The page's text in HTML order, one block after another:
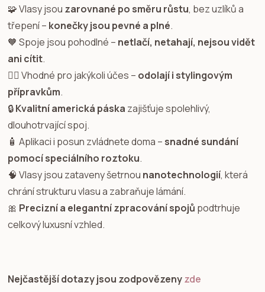
🧩 Vlasy jsou zarovnané po směru růstu, bez uzlíků a
třepení – konečky jsou pevné a plné.
🧡 Spoje jsou pohodlné – netlačí, netahají, nejsou vidět
ani cítit.
💇‍♀️ Vhodné pro jakýkoli účes – odolají i stylingovým
přípravkům.
🔒Kvalitní americká páska zajišťuje spolehlivý,
dlouhotrvající spoj.
🧴 Aplikaci i posun zvládnete doma – snadné sundání
pomocí speciálního roztoku.
🧠 Vlasy jsou zataveny šetrnou nanotechnologií, která
chrání strukturu vlasu a zabraňuje lámání.
🎀 Precizní a elegantní zpracování spojů podtrhuje
celkový luxusní vzhled.
Nejčastější dotazy jsou zodpovězenyzde